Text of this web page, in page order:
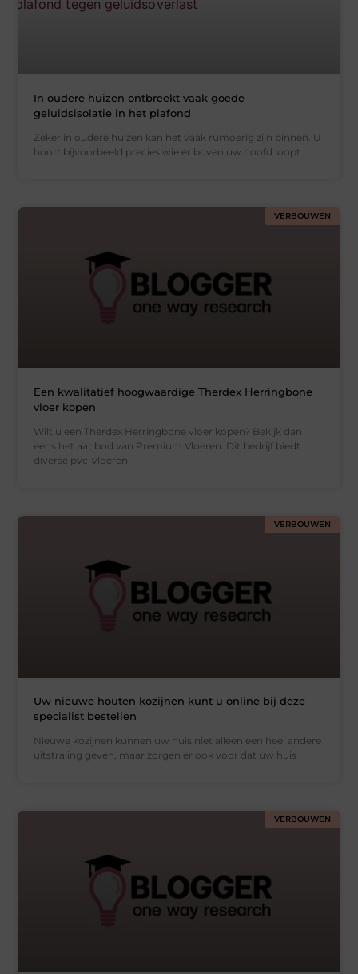
In oudere huizen ontbreekt vaak goede
geluidsisolatie in het plafond
Zeker in oudere huizen kan het vaak rumoerig zijn binnen. U
hoort bijvoorbeeld precies wie er boven uw hoofd loopt
VERBOUWEN
Een kwalitatief hoogwaardige Therdex Herringbone
vloer kopen
Wilt u een Therdex Herringbone vloer kopen? Bekijk dan
eens het aanbod van Premium Vloeren. Dit bedrijf biedt
diverse pvc-vloeren
VERBOUWEN
Uw nieuwe houten kozijnen kunt u online bij deze
specialist bestellen
Nieuwe kozijnen kunnen uw huis niet alleen een heel andere
uitstraling geven, maar zorgen er ook voor dat uw huis
VERBOUWEN